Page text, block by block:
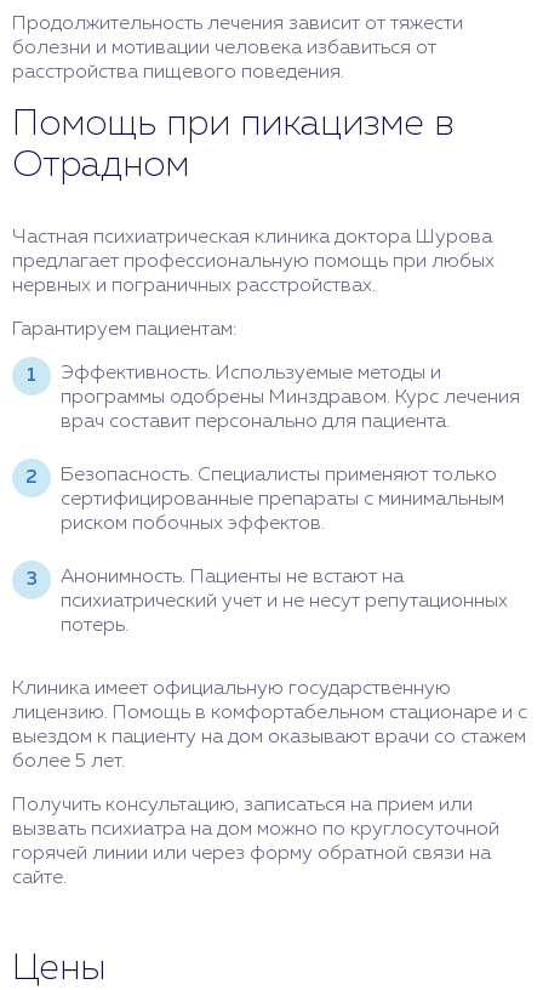
Продолжительность лечения зависит от тяжести
болезни и мотивации человека избавиться от
расстройства пищевого поведения.
Помощь при пикацизме в
Отрадном
Частная психиатрическая клиника доктора Шурова
предлагает профессиональную помощь при любых
нервных и пограничных расстройствах.
Гарантируем пациентам:
Эффективность. Используемые методы и
программы одобрены Минздравом. Курс лечения
врач составит персонально для пациента.
Безопасность. Специалисты применяют только
сертифицированные препараты с минимальным
риском побочных эффектов.
Анонимность. Пациенты не встают на
психиатрический учет и не несут репутационных
потерь.
Клиника имеет официальную государственную
лицензию. Помощь в комфортабельном стационаре и с
выездом к пациенту на дом оказывают врачи со стажем
более 5 лет.
Получить консультацию, записаться на прием или
вызвать психиатра на дом можно по круглосуточной
горячей линии или через форму обратной связи на
сайте.
Цены